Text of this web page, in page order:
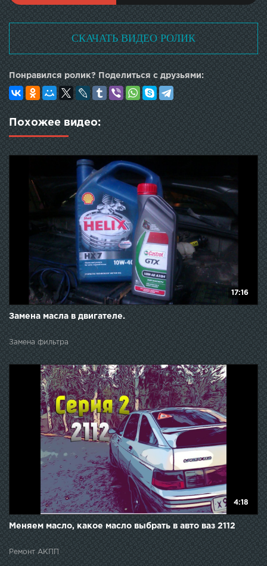
СКАЧАТЬ ВИДЕО РОЛИК
Понравился ролик? Поделиться с друзьями:
Похожее видео:
17:16
Замена масла в двигателе.
Замена фильтра
4:18
Меняем масло, какое масло выбрать в авто ваз 2112
Ремонт АКПП